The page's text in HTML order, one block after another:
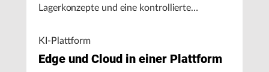
Lagerkonzepte und eine kontrollierte
KI-Plattform
Edge und Cloud in einer Plattform